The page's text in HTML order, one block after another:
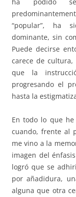
ha podido
“popular”, ha
dominante, sin
Puede decirse
carece de cultura,
que la
progresando el
hasta la
En todo lo que
cuando, frente al
me vino a la
imagen del
logró que se
por añadidura,
alguna que otra